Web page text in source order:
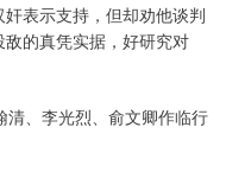
表示支持，但却劝他谈判
的真凭实据，好研究对
清、李光烈、俞文卿作临行